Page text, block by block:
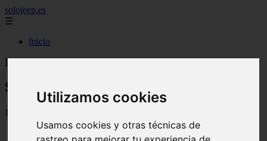
Utilizamos cookies
Usamos cookies y otras técnicas de
solojeep.es
☰
Inicio
Inicio > jeep >Seguros de coche directos.
Seguros de coche directos.
📅 15/08/2025